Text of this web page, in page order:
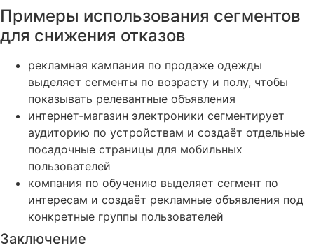
Примеры использования сегментов
для снижения отказов
рекламная кампания по продаже одежды
выделяет сегменты по возрасту и полу, чтобы
показывать релевантные объявления
интернет‑магазин электроники сегментирует
аудиторию по устройствам и создаёт отдельные
посадочные страницы для мобильных
пользователей
компания по обучению выделяет сегмент по
интересам и создаёт рекламные объявления под
конкретные группы пользователей
Заключение